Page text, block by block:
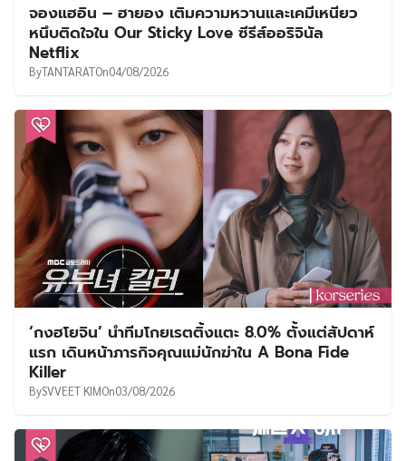
จองแฮอิน – ฮายอง เติมความหวานและเคมีเหนียว
หนึบติดใจใน Our Sticky Love ซีรีส์ออริจินัล
Netflix
ByTANTARATOn04/08/2026
‘กงฮโยจิน’ นำทีมโกยเรตติ้งแตะ 8.0% ตั้งแต่สัปดาห์
แรก เดินหน้าภารกิจคุณแม่นักฆ่าใน A Bona Fide
Killer
BySVVEET KIMOn03/08/2026